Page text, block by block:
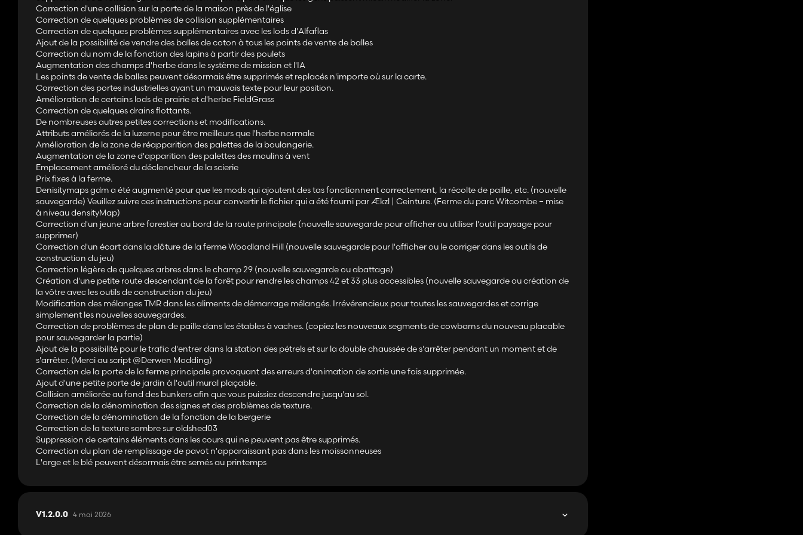
Correction d'une collision sur la porte de la maison près de l'église
Correction de quelques problèmes de collision supplémentaires
Correction de quelques problèmes supplémentaires avec les lods d'Alfaflas
Ajout de la possibilité de vendre des balles de coton à tous les points de vente de balles
Correction du nom de la fonction des lapins à partir des poulets
Augmentation des champs d'herbe dans le système de mission et l'IA
Les points de vente de balles peuvent désormais être supprimés et replacés n'importe où sur la carte.
Correction des portes industrielles ayant un mauvais texte pour leur position.
Amélioration de certains lods de prairie et d'herbe FieldGrass
Correction de quelques drains flottants.
De nombreuses autres petites corrections et modifications.
Attributs améliorés de la luzerne pour être meilleurs que l'herbe normale
Amélioration de la zone de réapparition des palettes de la boulangerie.
Augmentation de la zone d'apparition des palettes des moulins à vent
Emplacement amélioré du déclencheur de la scierie
Prix fixes à la ferme.
Denisitymaps gdm a été augmenté pour que les mods qui ajoutent des tas fonctionnent correctement, la récolte de paille, etc. (nouvelle
sauvegarde) Veuillez suivre ces instructions pour convertir le fichier qui a été fourni par Ækzl | Ceinture. (Ferme du parc Witcombe – mise
à niveau densityMap)
Correction d'un jeune arbre forestier au bord de la route principale (nouvelle sauvegarde pour afficher ou utiliser l'outil paysage pour
supprimer)
Correction d'un écart dans la clôture de la ferme Woodland Hill (nouvelle sauvegarde pour l'afficher ou le corriger dans les outils de
construction du jeu)
Correction légère de quelques arbres dans le champ 29 (nouvelle sauvegarde ou abattage)
Création d'une petite route descendant de la forêt pour rendre les champs 42 et 33 plus accessibles (nouvelle sauvegarde ou création de
la vôtre avec les outils de construction du jeu)
Modification des mélanges TMR dans les aliments de démarrage mélangés. Irrévérencieux pour toutes les sauvegardes et corrige
simplement les nouvelles sauvegardes.
Correction de problèmes de plan de paille dans les étables à vaches. (copiez les nouveaux segments de cowbarns du nouveau placable
pour sauvegarder la partie)
Ajout de la possibilité pour le trafic d'entrer dans la station des pétrels et sur la double chaussée de s'arrêter pendant un moment et de
s'arrêter. (Merci au script @Derwen Modding)
Correction de la porte de la ferme principale provoquant des erreurs d'animation de sortie une fois supprimée.
Ajout d'une petite porte de jardin à l'outil mural plaçable.
Collision améliorée au fond des bunkers afin que vous puissiez descendre jusqu'au sol.
Correction de la dénomination des signes et des problèmes de texture.
Correction de la dénomination de la fonction de la bergerie
Correction de la texture sombre sur oldshed03
Suppression de certains éléments dans les cours qui ne peuvent pas être supprimés.
Correction du plan de remplissage de pavot n'apparaissant pas dans les moissonneuses
L'orge et le blé peuvent désormais être semés au printemps
V1.2.0.0 4 mai 2026